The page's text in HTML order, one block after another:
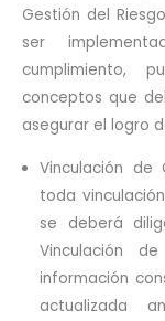
Gestión del
ser
cumplimiento,
conceptos que
asegurar el logro
Vinculación de
toda
se deberá
Vinculación
información
actualizada